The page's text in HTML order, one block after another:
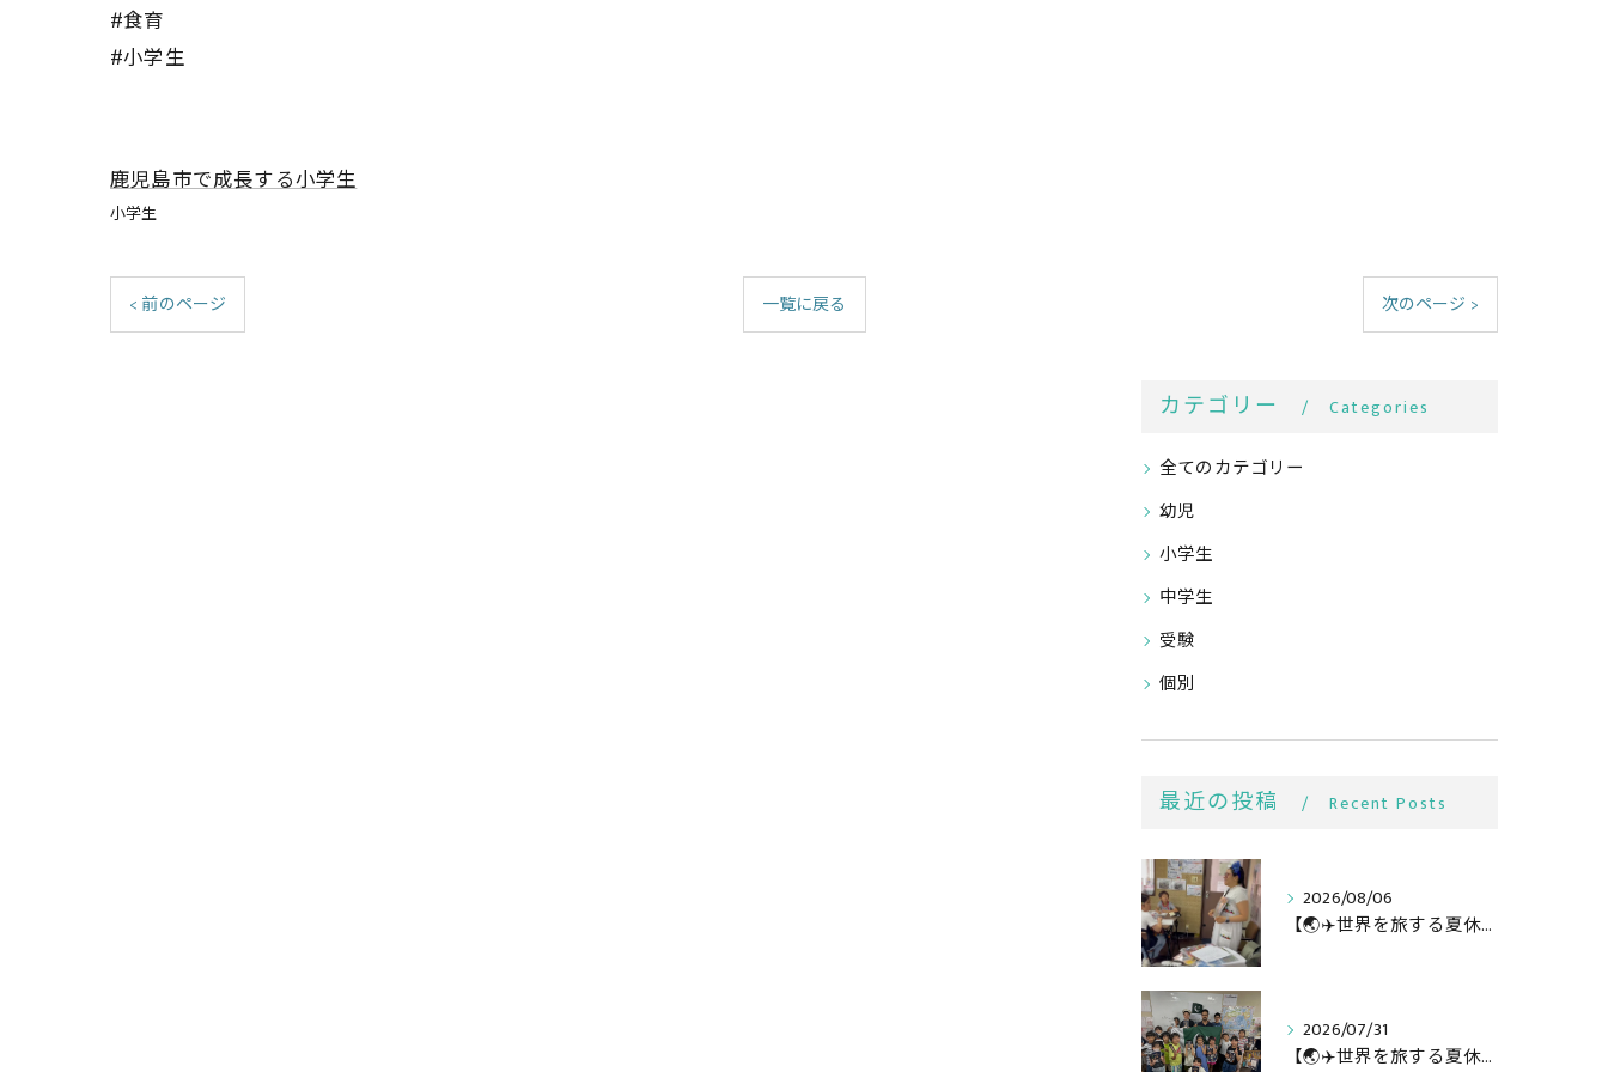
#食育
#小学生
鹿児島市で成長する小学生
小学生
< 前のページ 一覧に戻る 次のページ >
カテゴリー Categories
全てのカテゴリー
幼児
小学生
中学生
受験
個別
最近の投稿 Recent Posts
2026/08/06
【🌏✈️世界を旅する夏休み第3弾】
2026/07/31
【🌏✈️世界を旅する夏休み第二弾】